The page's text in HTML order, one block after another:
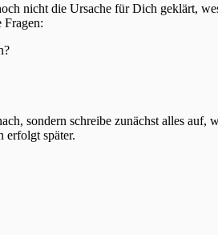
nicht die Ursache für Dich geklärt,
Fragen:
sondern schreibe zunächst alles
erfolgt später.